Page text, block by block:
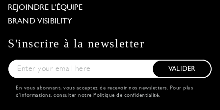
REJOINDRE L'ÉQUIPE
BRAND VISIBILITY
S'inscrire à la newsletter
VALIDER
En vous abonnant, vous acceptez de recevoir nos newsletters. Pour plus
d'informations, consulter notre Politique de confidentialité.